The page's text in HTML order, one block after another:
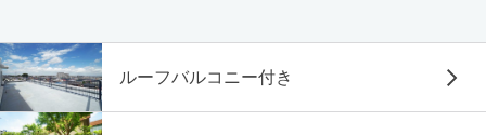
ルーフバルコニー付き